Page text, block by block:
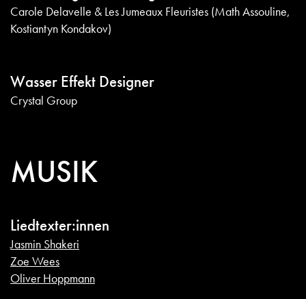
Carole Delavelle & Les Jumeaux Fleuristes (Math Assouline,
Kostiantyn Kondakov)
Wasser Effekt Designer
Crystal Group
MUSIK
Liedtexter:innen
Jasmin Shakeri
Zoe Wees
Oliver Hoppmann